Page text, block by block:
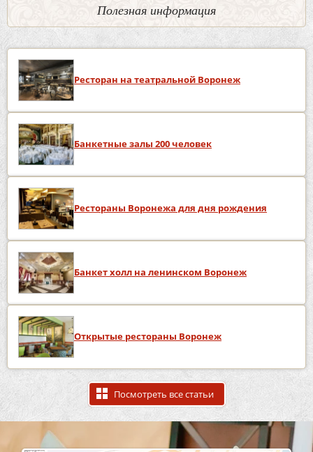
Полезная информация
Ресторан на театральной Воронеж
Банкетные залы 200 человек
Рестораны Воронежа для дня рождения
Банкет холл на ленинском Воронеж
Открытые рестораны Воронеж
Посмотреть все статьи